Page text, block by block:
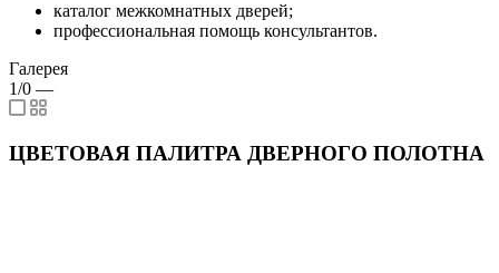
каталог межкомнатных дверей;
профессиональная помощь консультантов.
Галерея
1/0 —
ЦВЕТОВАЯ ПАЛИТРА ДВЕРНОГО ПОЛОТНА